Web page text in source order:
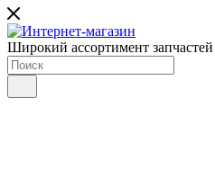
Широкий ассортимент